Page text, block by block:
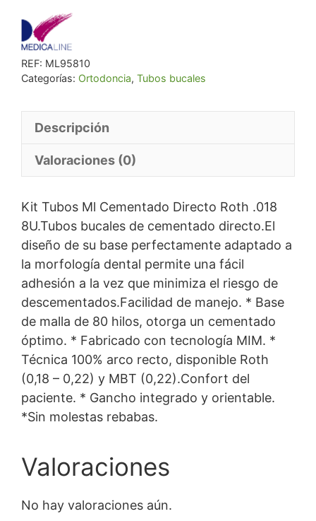
8U.
REF: ML95810
Categorías: Ortodoncia, Tubos bucales
Descripción
Valoraciones (0)
Kit Tubos Ml Cementado Directo Roth .018
8U.Tubos bucales de cementado directo.El
diseño de su base perfectamente adaptado a
la morfología dental permite una fácil
adhesión a la vez que minimiza el riesgo de
descementados.Facilidad de manejo. * Base
de malla de 80 hilos, otorga un cementado
óptimo. * Fabricado con tecnología MIM. *
Técnica 100% arco recto, disponible Roth
(0,18 – 0,22) y MBT (0,22).Confort del
paciente. * Gancho integrado y orientable.
*Sin molestas rebabas.
Valoraciones
No hay valoraciones aún.